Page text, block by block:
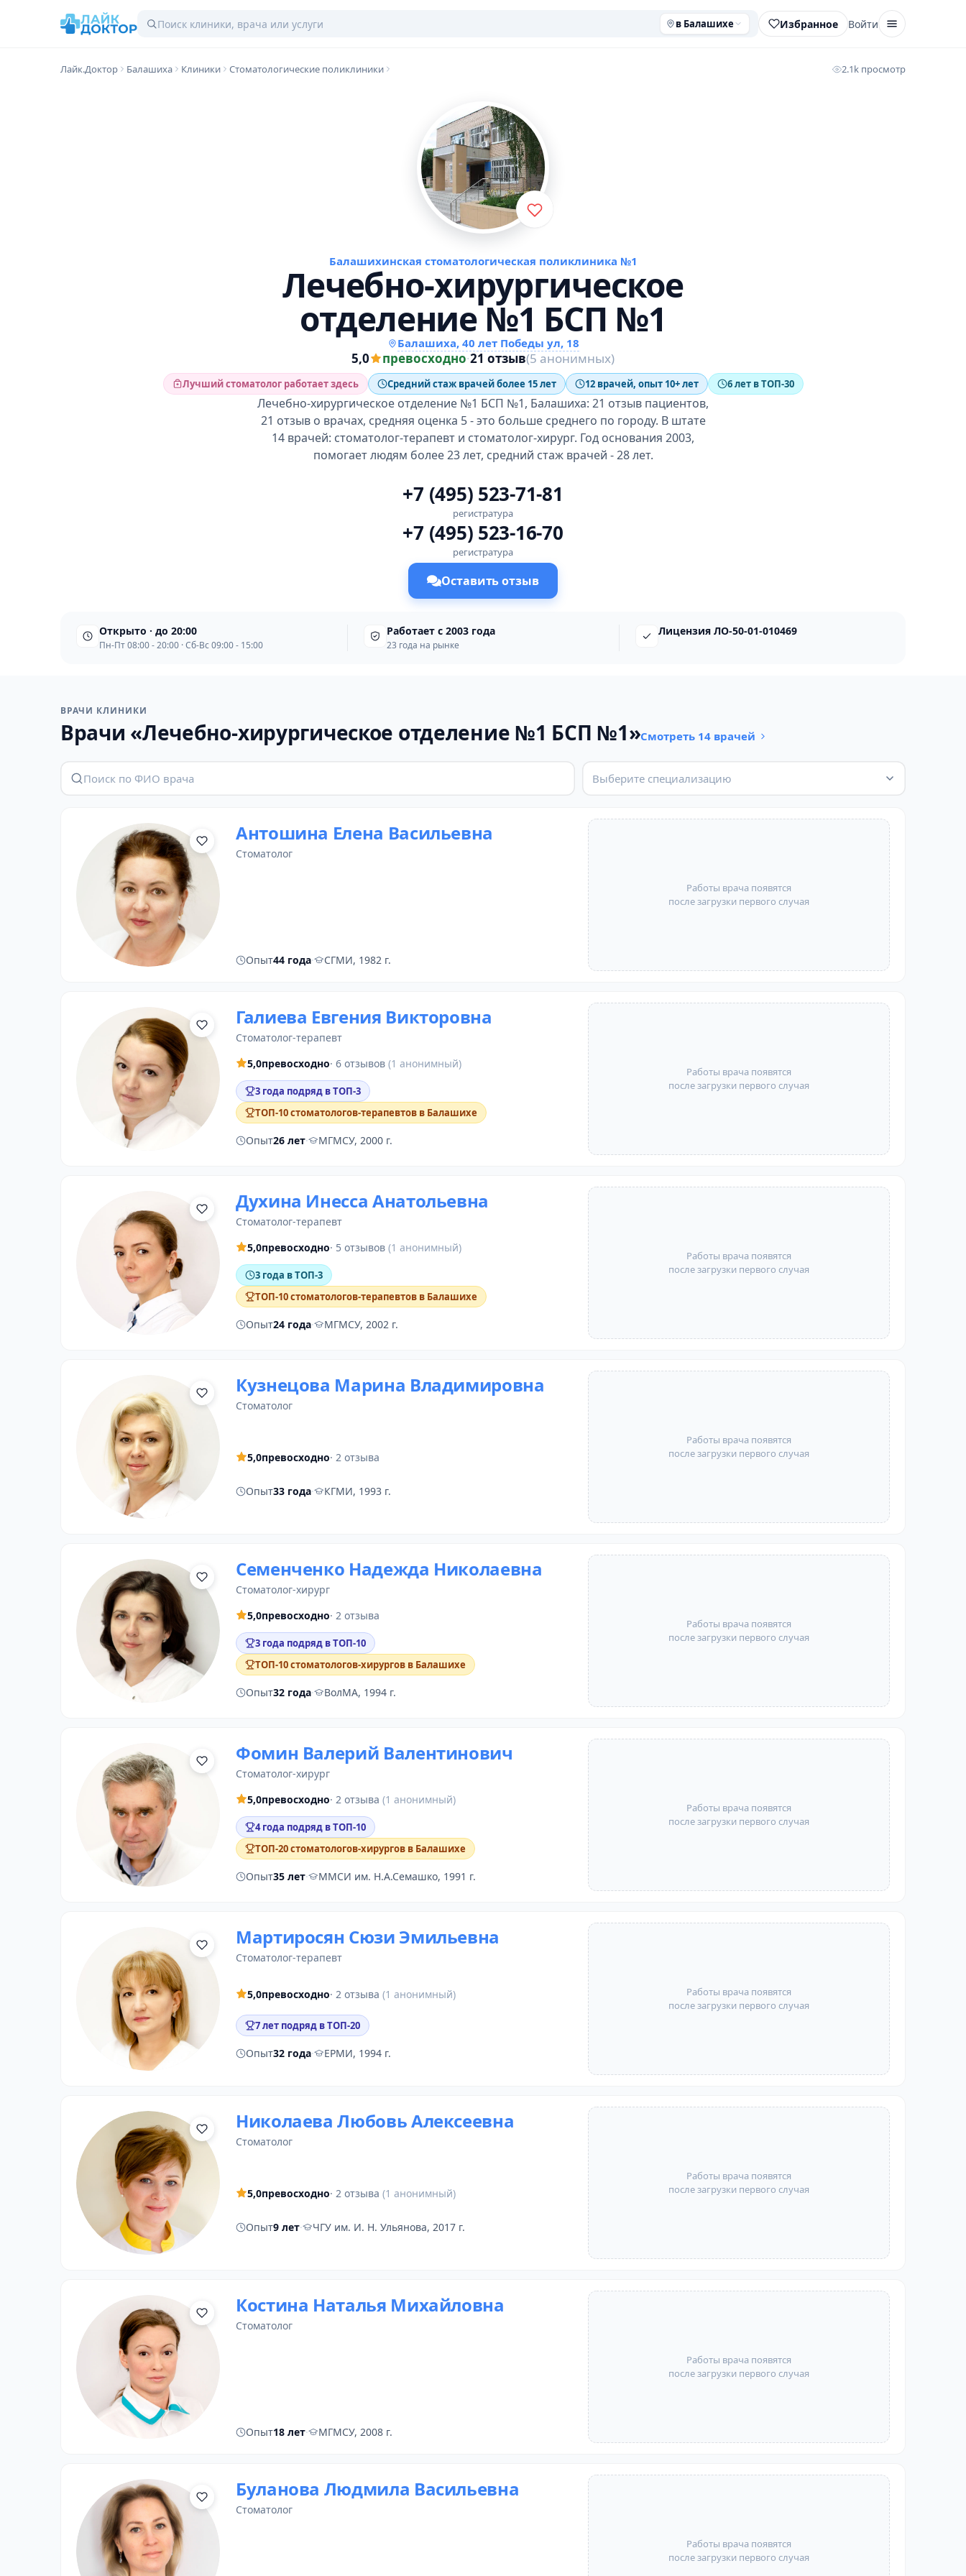
в Балашихе Избранное Войти
Лайк.Доктор Балашиха Клиники Стоматологические поликлиники 2.1k просмотр
Балашихинская стоматологическая поликлиника №1
Лечебно-хирургическое
отделение №1 БСП №1
Балашиха, 40 лет Победы ул, 18
5,0 превосходно·21 отзыв(5 анонимных)
Лучший стоматолог работает здесь Средний стаж врачей более 15 лет 12 врачей, опыт 10+ лет 6 лет в ТОП-30
Лечебно-хирургическое отделение №1 БСП №1, Балашиха: 21 отзыв пациентов,
21 отзыв о врачах, средняя оценка 5 - это больше среднего по городу. В штате
14 врачей: стоматолог-терапевт и стоматолог-хирург. Год основания 2003,
помогает людям более 23 лет, средний стаж врачей - 28 лет.
+7 (495) 523-71-81
регистратура
+7 (495) 523-16-70
регистратура
Оставить отзыв
Открыто · до 20:00
Пн-Пт 08:00 - 20:00 · Сб-Вс 09:00 - 15:00
Работает с 2003 года
23 года на рынке
Лицензия ЛО-50-01-010469
ВРАЧИ КЛИНИКИ
Врачи «Лечебно-хирургическое отделение №1 БСП №1»Смотреть 14 врачей
Выберите специализацию
Антошина Елена Васильевна
стоматолог
Опыт44 года· СГМИ, 1982 г.
Работы врача появятся
после загрузки первого случая
Галиева Евгения Викторовна
стоматолог-терапевт
5,0превосходно· 6 отзывов (1 анонимный)
3 года подряд в ТОП-3
ТОП-10 стоматологов-терапевтов в Балашихе
Опыт26 лет· МГМСУ, 2000 г.
Работы врача появятся
после загрузки первого случая
Духина Инесса Анатольевна
стоматолог-терапевт
5,0превосходно· 5 отзывов (1 анонимный)
3 года в ТОП-3
ТОП-10 стоматологов-терапевтов в Балашихе
Опыт24 года· МГМСУ, 2002 г.
Работы врача появятся
после загрузки первого случая
Кузнецова Марина Владимировна
стоматолог
5,0превосходно· 2 отзыва
Опыт33 года· КГМИ, 1993 г.
Работы врача появятся
после загрузки первого случая
Семенченко Надежда Николаевна
стоматолог-хирург
5,0превосходно· 2 отзыва
3 года подряд в ТОП-10
ТОП-10 стоматологов-хирургов в Балашихе
Опыт32 года· ВолМА, 1994 г.
Работы врача появятся
после загрузки первого случая
Фомин Валерий Валентинович
стоматолог-хирург
5,0превосходно· 2 отзыва (1 анонимный)
4 года подряд в ТОП-10
ТОП-20 стоматологов-хирургов в Балашихе
Опыт35 лет· ММСИ им. Н.А.Семашко, 1991 г.
Работы врача появятся
после загрузки первого случая
Мартиросян Сюзи Эмильевна
стоматолог-терапевт
5,0превосходно· 2 отзыва (1 анонимный)
7 лет подряд в ТОП-20
Опыт32 года· ЕРМИ, 1994 г.
Работы врача появятся
после загрузки первого случая
Николаева Любовь Алексеевна
стоматолог
5,0превосходно· 2 отзыва (1 анонимный)
Опыт9 лет· ЧГУ им. И. Н. Ульянова, 2017 г.
Работы врача появятся
после загрузки первого случая
Костина Наталья Михайловна
стоматолог
Опыт18 лет· МГМСУ, 2008 г.
Работы врача появятся
после загрузки первого случая
Буланова Людмила Васильевна
стоматолог
Работы врача появятся
после загрузки первого случая